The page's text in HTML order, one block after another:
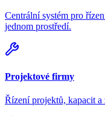
Centrální systém pro
jednom prostředí.
Projektové firmy
Řízení projektů, kapacit